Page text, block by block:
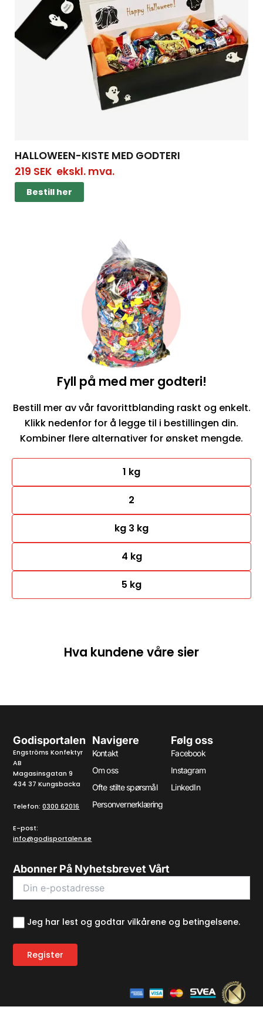
HALLOWEEN-KISTE MED GODTERI
219 SEKekskl. mva.
Bestill her
Fyll på med mer godteri!
Bestill mer av vår favorittblanding raskt og enkelt.
Klikk nedenfor for å legge til i bestillingen din.
Kombiner flere alternativer for ønsket mengde.
1 kg
2
kg 3 kg
4 kg
5 kg
Hva kundene våre sier
Godisportalen
Engströms Konfektyr
AB
Magasinsgatan 9
434 37 Kungsbacka
Telefon:0300 62016
E-post:
info@godisportalen.se
Navigere
Kontakt
Om oss
Ofte stilte spørsmål
Personvernerklæring
Følg oss
Facebook
Instagram
LinkedIn
Abonner På Nyhetsbrevet Vårt
Jeg har lest og godtar vilkårene og betingelsene.